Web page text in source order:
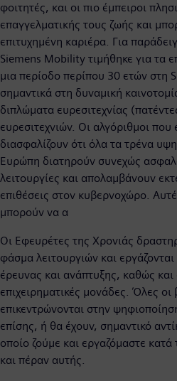
φοιτητές, και οι πιο έμπειροι
επαγγελματικής τους ζωής και
επιτυχημένη καριέρα. Για
Siemens Mobility τιμήθηκε για τα
μια περίοδο περίπου 30 ετών στη
σημαντικά στη δυναμική
διπλώματα ευρεσιτεχνίας
ευρεσιτεχνιών. Οι αλγόριθμοι που
διασφαλίζουν ότι όλα τα τρένα
Ευρώπη διατηρούν συνεχώς
λειτουργίες και απολαμβάνουν
επιθέσεις στον κυβερνοχώρο.
μπορούν να α
Οι Εφευρέτες της Χρονιάς
φάσμα λειτουργιών και εργάζονται
έρευνας και ανάπτυξης, καθώς
επιχειρηματικές μονάδες. Όλες
επικεντρώνονται στην
επίσης, ή θα έχουν, σημαντικό
οποίο ζούμε και εργαζόμαστε κατά
και πέραν αυτής.